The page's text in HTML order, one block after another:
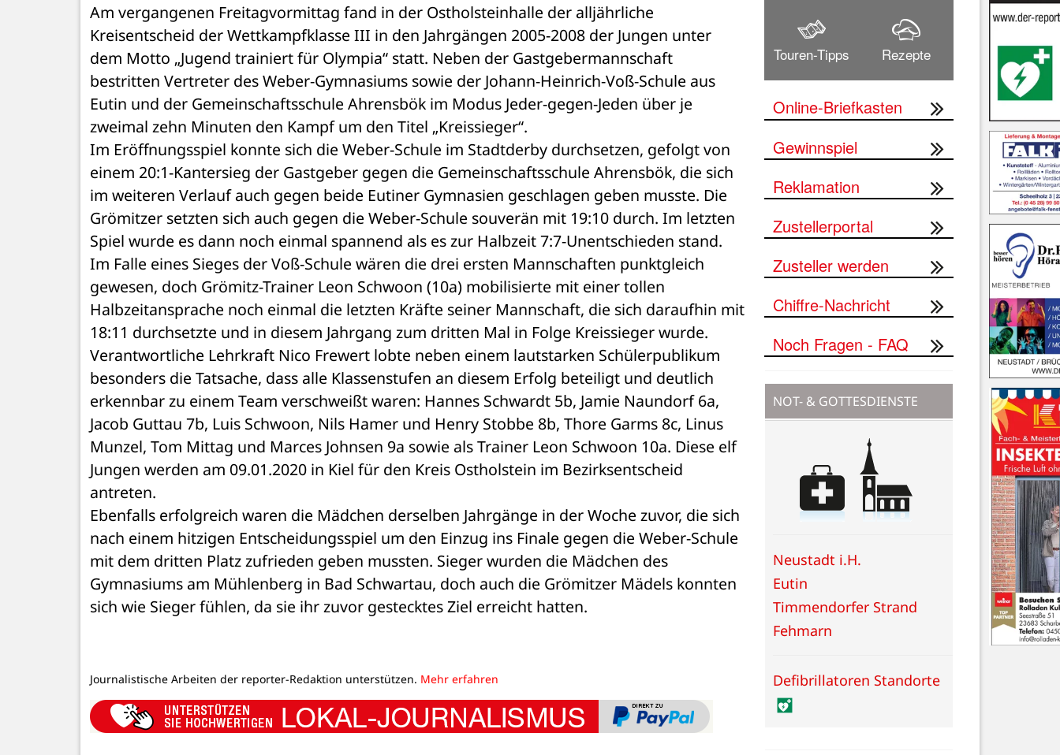
Am vergangenen Freitagvormittag fand in der Ostholsteinhalle der alljährliche
Kreisentscheid der Wettkampfklasse III in den Jahrgängen 2005-2008 der Jungen unter
dem Motto „Jugend trainiert für Olympia“ statt. Neben der Gastgebermannschaft
bestritten Vertreter des Weber-Gymnasiums sowie der Johann-Heinrich-Voß-Schule aus
Eutin und der Gemeinschaftsschule Ahrensbök im Modus Jeder-gegen-Jeden über je
zweimal zehn Minuten den Kampf um den Titel „Kreissieger“.
Im Eröffnungsspiel konnte sich die Weber-Schule im Stadtderby durchsetzen, gefolgt von
einem 20:1-Kantersieg der Gastgeber gegen die Gemeinschaftsschule Ahrensbök, die sich
im weiteren Verlauf auch gegen beide Eutiner Gymnasien geschlagen geben musste. Die
Grömitzer setzten sich auch gegen die Weber-Schule souverän mit 19:10 durch. Im letzten
Spiel wurde es dann noch einmal spannend als es zur Halbzeit 7:7-Unentschieden stand.
Im Falle eines Sieges der Voß-Schule wären die drei ersten Mannschaften punktgleich
gewesen, doch Grömitz-Trainer Leon Schwoon (10a) mobilisierte mit einer tollen
Halbzeitansprache noch einmal die letzten Kräfte seiner Mannschaft, die sich daraufhin mit
18:11 durchsetzte und in diesem Jahrgang zum dritten Mal in Folge Kreissieger wurde.
Verantwortliche Lehrkraft Nico Frewert lobte neben einem lautstarken Schülerpublikum
besonders die Tatsache, dass alle Klassenstufen an diesem Erfolg beteiligt und deutlich
erkennbar zu einem Team verschweißt waren: Hannes Schwardt 5b, Jamie Naundorf 6a,
Jacob Guttau 7b, Luis Schwoon, Nils Hamer und Henry Stobbe 8b, Thore Garms 8c, Linus
Munzel, Tom Mittag und Marces Johnsen 9a sowie als Trainer Leon Schwoon 10a. Diese elf
Jungen werden am 09.01.2020 in Kiel für den Kreis Ostholstein im Bezirksentscheid
antreten.
Ebenfalls erfolgreich waren die Mädchen derselben Jahrgänge in der Woche zuvor, die sich
nach einem hitzigen Entscheidungsspiel um den Einzug ins Finale gegen die Weber-Schule
mit dem dritten Platz zufrieden geben mussten. Sieger wurden die Mädchen des
Gymnasiums am Mühlenberg in Bad Schwartau, doch auch die Grömitzer Mädels konnten
sich wie Sieger fühlen, da sie ihr zuvor gestecktes Ziel erreicht hatten.
Journalistische Arbeiten der reporter-Redaktion unterstützen. Mehr erfahren
Touren-Tipps Rezepte
Online-Briefkasten
Gewinnspiel
Reklamation
Zustellerportal
Zusteller werden
Chiffre-Nachricht
Noch Fragen - FAQ
NOT- & GOTTESDIENSTE
Neustadt i.H.
Eutin
Timmendorfer Strand
Fehmarn
Defibrillatoren Standorte